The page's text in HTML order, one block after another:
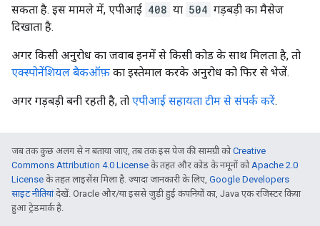
सकता है. इस मामले में, एपीआई 408 या 504 गड़बड़ी का मैसेज
दिखाता है.
अगर किसी अनुरोध का जवाब इनमें से किसी कोड के साथ मिलता है, तो
एक्स्पोनेंशियल बैकऑफ़ का इस्तेमाल करके अनुरोध को फिर से भेजें.
अगर गड़बड़ी बनी रहती है, तो एपीआई सहायता टीम से संपर्क करें.
जब तक कुछ अलग से न बताया जाए, तब तक इस पेज की सामग्री कोCreative
Commons Attribution 4.0 License के तहत और कोड के नमूनों कोApache 2.0
License के तहत लाइसेंस मिला है. ज़्यादा जानकारी के लिए, Google Developers
साइट नीतियांदेखें. Oracle और/या इससे जुड़ी हुई कंपनियों का, Java एक रजिस्टर किया
हुआ ट्रेडमार्क है.